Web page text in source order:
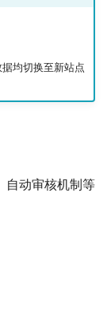
均切换至新站点
自动审核机制等